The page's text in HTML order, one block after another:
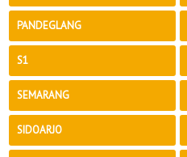
PANDEGLANG
S1
SEMARANG
SIDOARJO